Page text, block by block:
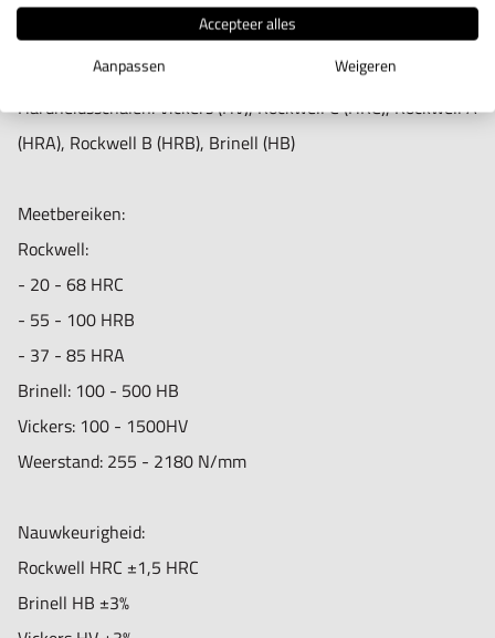
gemiddelde, min. / max. waarde, conversieschaal
Talen op display: Engels en duits
werktemperatuur: -10°C tot 50°C
Batterij: oplaadbare Lithium batterij, voltage 4,2V, 488mAh
Data-outpunt: kabel voor PC, bluetooth voor printer
Leveringsomvang:
1 UCI hardheidstester
1 handbedienbare sonde HP-2K (20N)
1 verbindingskabel
1 oplaadbare Lithium batterij, voltage 4,2V, 488mAh
1 schroevendraaier
1 opbergkoffer
1 handleiding
Technische specificaties:
Hardheidsschalen: Vickers (HV), Rockwell C (HRC), Rockwell A
(HRA), Rockwell B (HRB), Brinell (HB)
Meetbereiken:
Rockwell:
- 20 - 68 HRC
- 55 - 100 HRB
- 37 - 85 HRA
Brinell: 100 - 500 HB
Vickers: 100 - 1500HV
Weerstand: 255 - 2180 N/mm
Nauwkeurigheid:
Rockwell HRC ±1,5 HRC
Brinell HB ±3%
Accepteer alles
Aanpassen
Weigeren